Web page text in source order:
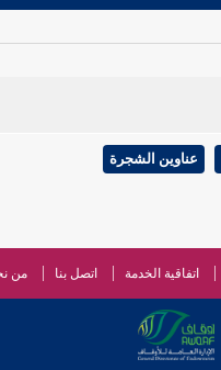
عناوين الشجرة
اتفاقية الخدمة اتصل بنا من